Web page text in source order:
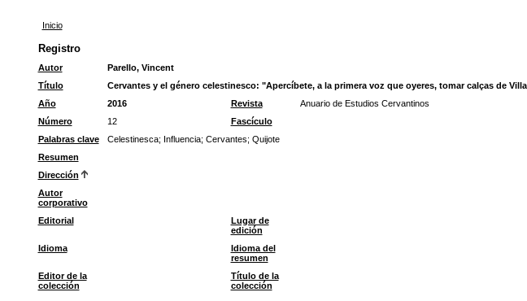
Inicio
Registro
Autor
Parello, Vincent
Título
Cervantes y el género celestinesco: "Apercíbete, a la primera voz que oyeres, tomar calças de
Año
2016 Revista Anuario de Estudios Cervantinos
Número
12 Fascículo
Palabras clave
Celestinesca; Influencia; Cervantes; Quijote
Resumen
Dirección
Autor
corporativo
Editorial
Lugar de
edición
Idioma
Idioma del
resumen
Editor de la
colección
Título de la
colección